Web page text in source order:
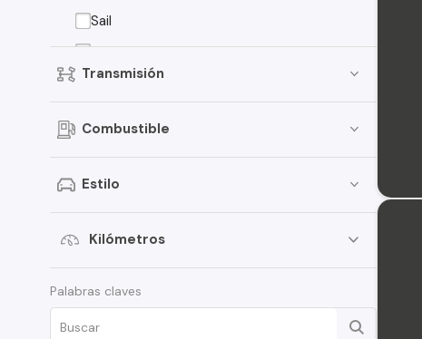
Sail
Groove
Onix
S-10
Montana
Corsa
Tahoe
N400
Transmisión
Combustible
Estilo
Kilómetros
Palabras claves